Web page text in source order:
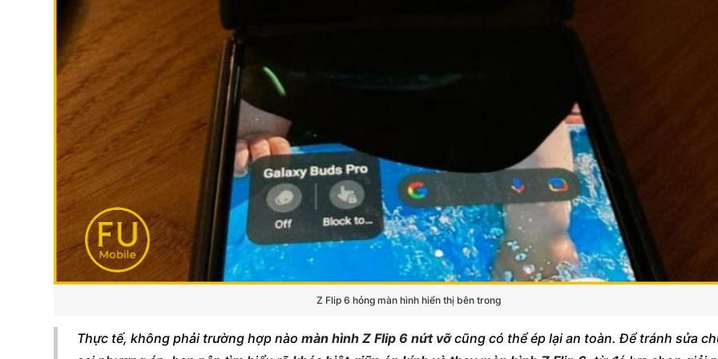
Z Flip 6 hỏng màn hình hiển thị bên trong
Thực tế, không phải trường hợp nào màn hình Z Flip 6 nứt vỡcũng có thể ép lại an toàn. Để tránh sửa